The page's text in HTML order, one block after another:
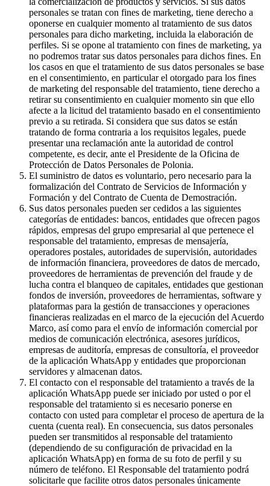
personales se tratan con fines de marketing, tiene derecho a
oponerse en cualquier momento al tratamiento de sus datos
personales para dicho marketing, incluida la elaboración de
perfiles. Si se opone al tratamiento con fines de marketing, ya
no podremos tratar sus datos personales para dichos fines. En
los casos en que el tratamiento de sus datos personales se base
en el consentimiento, en particular el otorgado para los fines
de marketing del responsable del tratamiento, tiene derecho a
retirar su consentimiento en cualquier momento sin que ello
afecte a la licitud del tratamiento basado en el consentimiento
previo a su retirada. Si considera que sus datos se están
tratando de forma contraria a los requisitos legales, puede
presentar una reclamación ante la autoridad de control
competente, es decir, ante el Presidente de la Oficina de
Protección de Datos Personales de Polonia.
El suministro de datos es voluntario, pero necesario para la
formalización del Contrato de Servicios de Información y
Formación y del Contrato de Cuenta de Demostración.
Sus datos personales pueden ser cedidos a las siguientes
categorías de entidades: bancos, entidades que ofrecen pagos
rápidos, empresas del grupo empresarial al que pertenece el
responsable del tratamiento, empresas de mensajería,
operadores postales, autoridades de supervisión, autoridades
de información financiera, proveedores de datos de mercado,
proveedores de herramientas de prevención del fraude y de
lucha contra el blanqueo de capitales, entidades que gestionan
fondos de inversión, proveedores de herramientas, software y
plataformas para la gestión de transacciones y operaciones
financieras realizadas en el marco de la ejecución del Acuerdo
Marco, así como para el envío de información comercial por
medios de comunicación electrónica, asesores jurídicos,
empresas de auditoría, empresas de consultoría, el proveedor
de la aplicación WhatsApp y entidades que proporcionan
servidores y almacenan datos.
El contacto con el responsable del tratamiento a través de la
aplicación WhatsApp puede ser iniciado por usted o por el
responsable del tratamiento si es necesario ponerse en
contacto con usted para completar el proceso de apertura de la
cuenta (cuenta real). En consecuencia, sus datos personales
pueden ser transmitidos al responsable del tratamiento
(dependiendo de su configuración de privacidad en la
aplicación WhatsApp) en forma de su foto de perfil y su
número de teléfono. El Responsable del tratamiento podrá
solicitarle que facilite otros datos personales únicamente